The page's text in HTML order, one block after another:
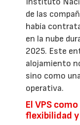
de las
había
en la nube
2025. Este
alojamiento
sino como
operativa.
El VPS
flexibilidad